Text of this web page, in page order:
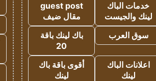
خدمات الباك
لينك والجيست
guest post
مقال ضيف
سوق العرب
باك لينك باقة
20
اعلانات الباك
لينك
أقوى باقة باك
لينك